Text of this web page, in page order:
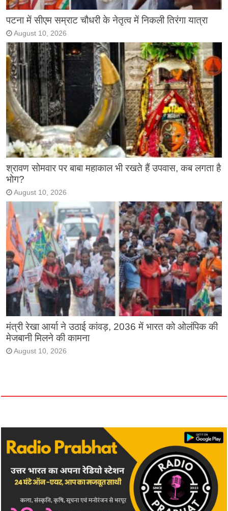
पटना में सीएम सम्राट चौधरी के नेतृत्व में निकली तिरंगा यात्रा
August 10, 2026
श्रावण सोमवार पर बाबा महाकाल भी रखते हैं उपवास, कब लगता है
भोग?
August 10, 2026
मंत्री रेखा आर्या ने उठाई कांवड़, 2036 में भारत को ओलंपिक की
मेजबानी मिलने की कामना
August 10, 2026